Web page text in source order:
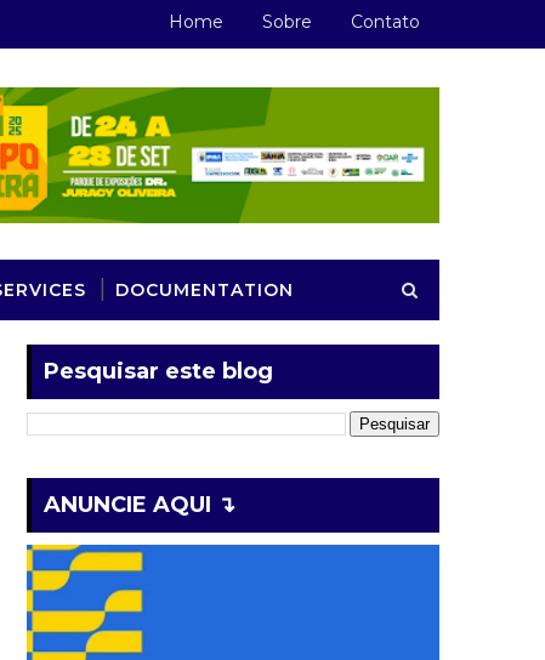
Home Sobre Contato
DOCUMENTATION
Pesquisar este blog
ANUNCIE AQUI ↴